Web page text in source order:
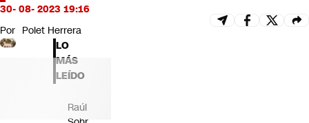
Bits
CNN Data
CNN tiempo
Futuro 360
30- 08- 2023 19:16
Por Polet Herrera
LO
MÁS
LEÍDO
Raúl